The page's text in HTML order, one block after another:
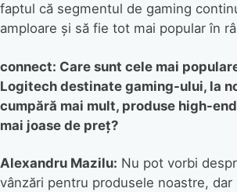
faptul că segmentul de gaming
amploare și să fie tot mai popular în
connect: Care sunt cele mai
Logitech destinate gaming-ului, la
cumpără mai mult, produse high-
mai joase de preț?
Alexandru Mazilu: Nu pot vorbi
vânzări pentru produsele noastre,